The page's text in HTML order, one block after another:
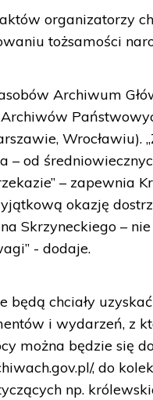
organizatorzy
tożsamości
Archiwum
– od
– zapewnia
okazję
Skrzyneckiego –
- dodaje.
będą chciały
i wydarzeń, z
można będzie się
, do
np.